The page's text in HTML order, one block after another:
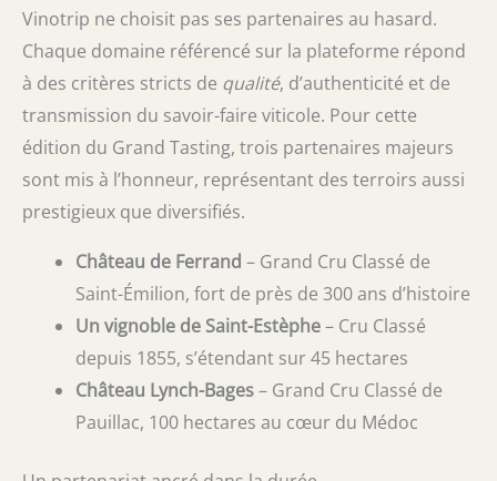
Vinotrip ne choisit pas ses partenaires au hasard.
Chaque domaine référencé sur la plateforme répond
à des critères stricts de qualité, d’authenticité et de
transmission du savoir-faire viticole. Pour cette
édition du Grand Tasting, trois partenaires majeurs
sont mis à l’honneur, représentant des terroirs aussi
prestigieux que diversifiés.
Château de Ferrand – Grand Cru Classé de
Saint-Émilion, fort de près de 300 ans d’histoire
Un vignoble de Saint-Estèphe– Cru Classé
depuis 1855, s’étendant sur 45 hectares
Château Lynch-Bages– Grand Cru Classé de
Pauillac, 100 hectares au cœur du Médoc